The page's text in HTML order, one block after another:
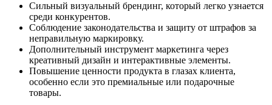
Сильный визуальный брендинг, который легко узнается
среди конкурентов.
Соблюдение законодательства и защиту от штрафов за
неправильную маркировку.
Дополнительный инструмент маркетинга через
креативный дизайн и интерактивные элементы.
Повышение ценности продукта в глазах клиента,
особенно если это премиальные или подарочные
товары.